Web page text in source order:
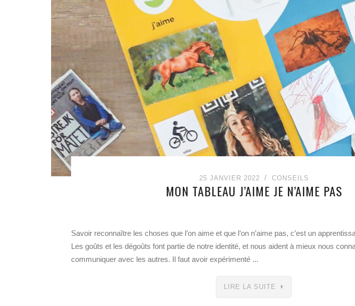
25 JANVIER 2022 CONSEILS
MON TABLEAU J’AIME JE N’AIME PAS
Savoir reconnaître les choses que l’on aime et que l’on n’aime pas, c’est un
Les goûts et les dégoûts font partie de notre identité, et nous aident à mieux nous
communiquer avec les autres. Il faut avoir expérimenté ...
LIRE LA SUITE